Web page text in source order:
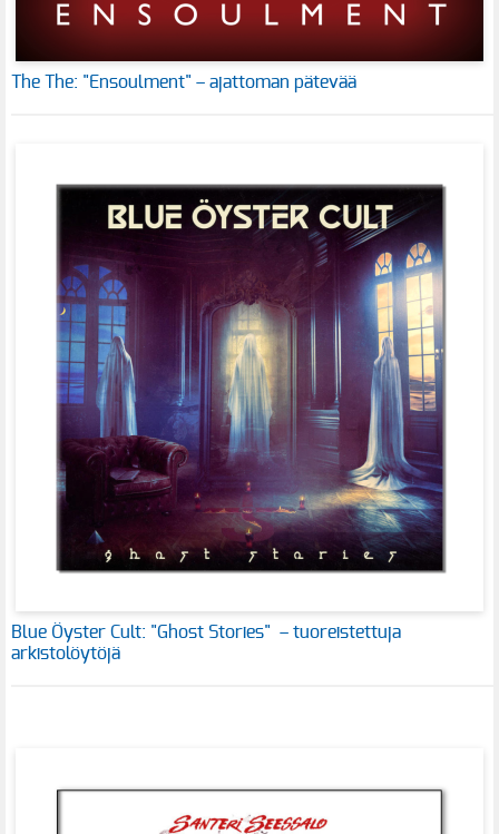
The The: "Ensoulment" – ajattoman pätevää
Blue Öyster Cult: "Ghost Stories" – tuoreistettuja
arkistolöytöjä